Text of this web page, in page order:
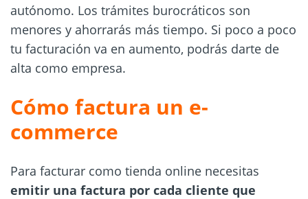
autónomo. Los trámites burocráticos son
menores y ahorrarás más tiempo. Si poco a poco
tu facturación va en aumento, podrás darte de
alta como empresa.
Cómo factura un e-
commerce
Para facturar como tienda online necesitas
emitir una factura por cada cliente que